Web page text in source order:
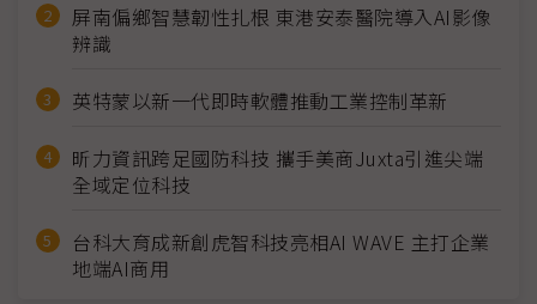
屏南偏鄉智慧韌性扎根 東港安泰醫院導入AI影像
辨識
英特蒙以新一代即時軟體推動工業控制革新
昕力資訊跨足國防科技 攜手美商Juxta引進尖端
全域定位科技
台科大育成新創虎智科技亮相AI WAVE 主打企業
地端AI商用